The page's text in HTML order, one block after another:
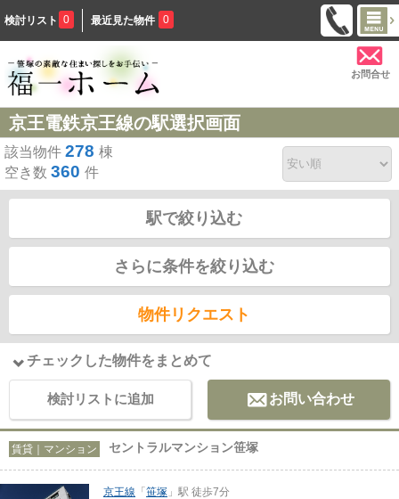
検討リスト 0 最近見た物件 0
お問合せ
京王電鉄京王線の駅選択画面
該当物件 278 棟
空き数 360 件
駅で絞り込む
さらに条件を絞り込む
物件リクエスト
チェックした物件をまとめて
検討リストに追加 お問い合わせ
賃貸｜マンション セントラルマンション笹塚
京王線 「笹塚 」駅 徒歩7分